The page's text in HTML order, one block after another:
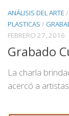
ANÁLISIS DEL ARTE /
PLASTICAS /
FEBRERO 27, 2016
Grabado
La charla
acercó a